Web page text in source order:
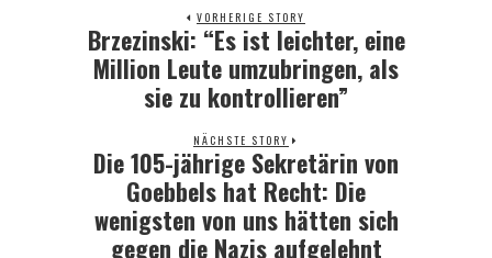
VORHERIGE STORY
Previous
post:
Brzezinski: “Es ist leichter, eine
Million Leute umzubringen, als
sie zu kontrollieren”
NÄCHSTE STORY
Next
post:
Die 105-jährige Sekretärin von
Goebbels hat Recht: Die
wenigsten von uns hätten sich
gegen die Nazis aufgelehnt